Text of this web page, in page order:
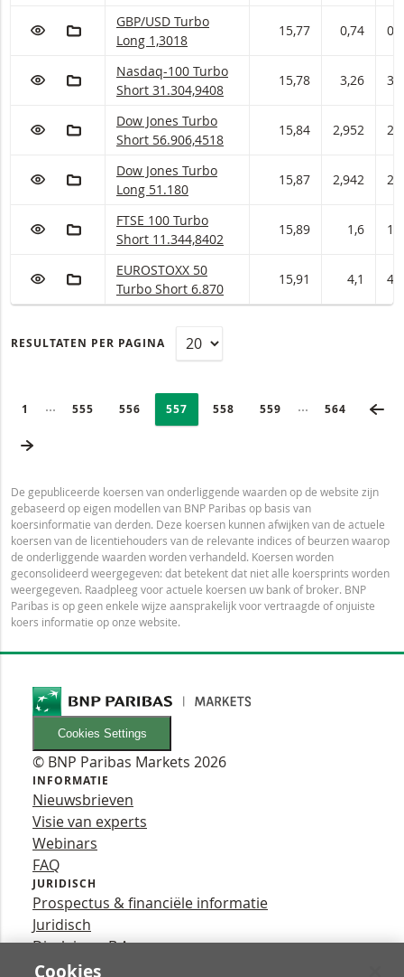
VOEG TOE AAN WATCHLIST
AAN PORTFOLIO TOEVOEGEN
GBP/USD Turbo Long Met stop loss-niveau
GBP/USD Turbo
Long 1,3018
15,77 0,74
VOEG TOE AAN WATCHLIST
AAN PORTFOLIO TOEVOEGEN
Nasdaq-100 Turbo Short Met stop loss-niveau
Nasdaq-100 Turbo
Short 31.304,9408
15,78 3,26
VOEG TOE AAN WATCHLIST
AAN PORTFOLIO TOEVOEGEN
Dow Jones Turbo Short Met stop loss-niveau
Dow Jones Turbo
Short 56.906,4518
15,84 2,952
VOEG TOE AAN WATCHLIST
AAN PORTFOLIO TOEVOEGEN
Dow Jones Turbo Long Met stop loss-niveau
Dow Jones Turbo
Long 51.180
15,87 2,942
VOEG TOE AAN WATCHLIST
AAN PORTFOLIO TOEVOEGEN
FTSE 100 Turbo Short Met stop loss-niveau
FTSE 100 Turbo
Short 11.344,8402
15,89 1,6
VOEG TOE AAN WATCHLIST
AAN PORTFOLIO TOEVOEGEN
EUROSTOXX 50 Turbo Short Met stop loss-
EUROSTOXX 50
Turbo Short 6.870
15,91 4,1
RESULTATEN PER PAGINA
PAGE
1 Ingeklapte pagina’s
PAGINA
555 PAGINA
556 Selected:
PAGINA
557 PAGINA
558 PAGINA
559 Ingeklapte
LAATSTE
564
De gepubliceerde koersen van onderliggende waarden op de website zijn
gebaseerd op eigen modellen van BNP Paribas op basis van
koersinformatie van derden. Deze koersen kunnen afwijken van de actuele
koersen van de licentiehouders van de relevante indices of beurzen waarop
de onderliggende waarden worden verhandeld. Koersen worden
geconsolideerd weergegeven: dat betekent dat niet alle koersprints worden
weergegeven. Raadpleeg voor actuele koersen uw bank of broker. BNP
Paribas is op geen enkele wijze aansprakelijk voor vertraagde of onjuiste
koers informatie op onze website.
Cookies Settings
© BNP Paribas Markets 2026
INFORMATIE
Nieuwsbrieven
Visie van experts
Webinars
FAQ
JURIDISCH
Prospectus & financiële informatie
Juridisch
Disclaimer B.A.
Privacy
Cookies